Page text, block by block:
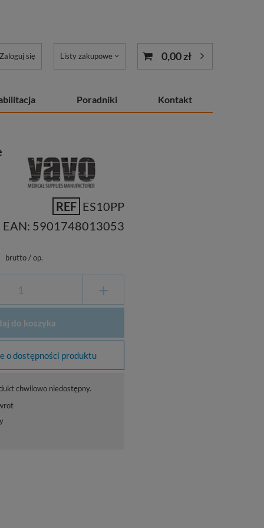
Zaloguj się Listy zakupowe 0,00 zł
Poradniki Kontakt
REF ES10PP
EAN: 5901748013053
brutto/op.
+
do koszyka
o dostępności produktu
chwilowo niedostępny.